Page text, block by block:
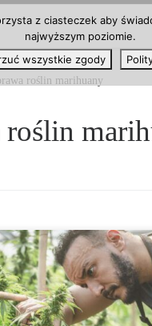
roślin marihuany
roślin
wody jest ważna przy uprawie
dla każdej żywej istoty na
z ciasteczek aby
najwyższym poziomie.
wszystkie zgody